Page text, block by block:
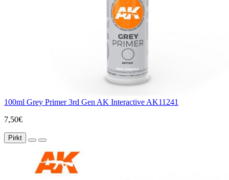
100ml Grey Primer 3rd Gen AK Interactive AK11241
7,50€
Pirkt